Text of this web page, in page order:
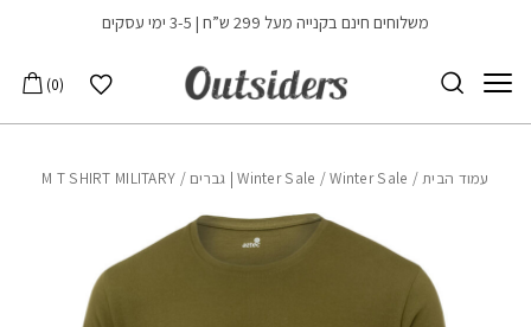
Skip to Contentמשלוחים חינם בקנייה מעל 299 ש”ח | 3-5 ימי עסקים
הרשימה שלי
0
עמוד הבית/
Winter Sale /Winter Sale | גברים / M T SHIRT MILITARY